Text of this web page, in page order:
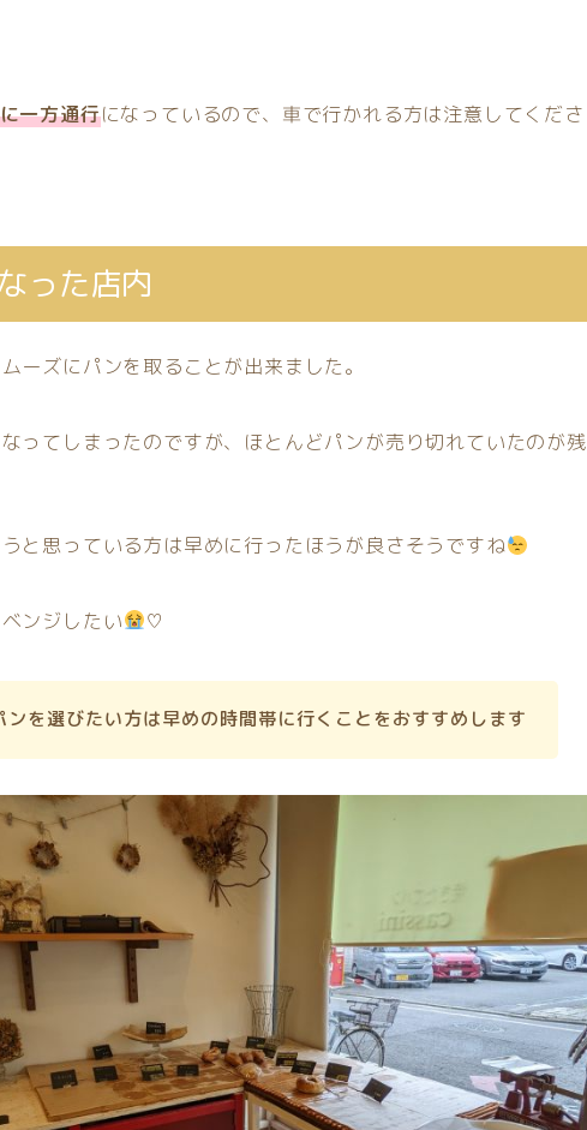
一方通行になっているので、車で行かれる方は注意してくださ
った店内
ーズにパンを取ることが出来ました。
ってしまったのですが、ほとんどパンが売り切れていたのが残
と思っている方は早めに行ったほうが良さそうですね
ンジしたい ♡
ンを選びたい方は早めの時間帯に行くことをおすすめします